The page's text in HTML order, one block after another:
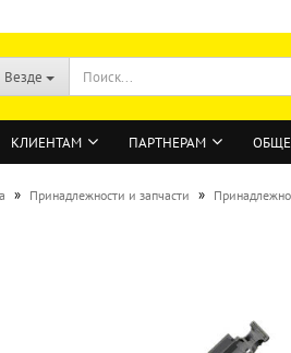
Везде
КЛИЕНТАМ ПАРТНЕРАМ
» Принадлежности и запчасти »